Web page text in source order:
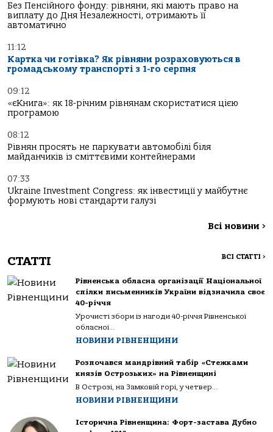
Без Пенсійного фонду: рівняни, які мають право на
виплату до Дня Незалежності, отримають її
автоматично
11:12
Картка чи готівка? Як рівняни розраховуються в
громадському транспорті з 1-го серпня
09:12
«єКнига»: як 18-річним рівнянам скористатися цією
програмою
08:12
Рівнян просять не паркувати автомобілі біля
майданчиків із сміттєвими контейнерами
07:33
Ukraine Investment Congress: як інвестиції у майбутнє
формують нові стандарти галузі
Всі новини >
СТАТТІ ВСІ СТАТТІ >
Рівненська обласна організації Національної
спілки письменників України відзначила своє
40-річчя
Урочисті збори із нагоди 40-річчя Рівненської
обласної...
НОВИНИ РІВНЕНЩИНИ
Розпочався мандрівний табір «Стежками
князів Острозьких» на Рівненщині
В Острозі, на Замковій горі, у четвер...
НОВИНИ РІВНЕНЩИНИ
Історична Рівненщина: Форт-застава Дубно